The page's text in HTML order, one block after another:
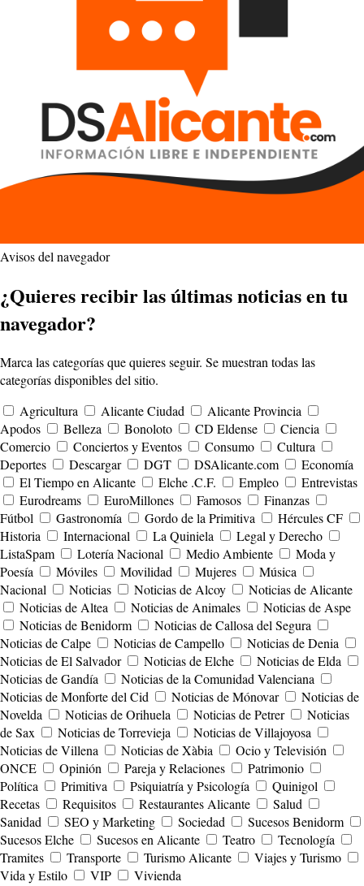
Avisos del navegador
¿Quieres recibir las últimas noticias en tu
navegador?
Marca las categorías que quieres seguir. Se muestran todas las
categorías disponibles del sitio.
Agricultura
Alicante Ciudad
Alicante Provincia
Apodos
Belleza Bonoloto CD Eldense
Ciencia
Comercio
Conciertos y Eventos Consumo
Cultura
Deportes
Descargar DGT DSAlicante.com
Economía
El Tiempo en Alicante
Elche .C.F. Empleo
Entrevistas
Eurodreams
EuroMillones Famosos
Finanzas
Fútbol
Gastronomía Gordo de la Primitiva
Hércules CF
Historia
Internacional La Quiniela
Legal y Derecho
ListaSpam
Lotería Nacional Medio Ambiente
Moda y
Poesía
Móviles Movilidad Mujeres
Música
Nacional
Noticias Noticias de Alcoy
Noticias de Alicante
Noticias de Altea
Noticias de Animales
Noticias de Aspe
Noticias de Benidorm
Noticias de Callosa del Segura
Noticias de Calpe
Noticias de Campello
Noticias de Denia
Noticias de El Salvador
Noticias de Elche
Noticias de Elda
Noticias de Gandía
Noticias de la Comunidad Valenciana
Noticias de Monforte del Cid
Noticias de Mónovar
Noticias de
Novelda
Noticias de Orihuela Noticias de Petrer
Noticias
de Sax
Noticias de Torrevieja
Noticias de Villajoyosa
Noticias de Villena
Noticias de Xàbia
Ocio y Televisión
ONCE
Opinión Pareja y Relaciones
Patrimonio
Política
Primitiva Psiquiatría y Psicología
Quinigol
Recetas
Requisitos Restaurantes Alicante
Salud
Sanidad
SEO y Marketing Sociedad
Sucesos Benidorm
Sucesos Elche
Sucesos en Alicante Teatro
Tecnología
Tramites
Transporte Turismo Alicante
Viajes y Turismo
Vida y Estilo
VIP Vivienda